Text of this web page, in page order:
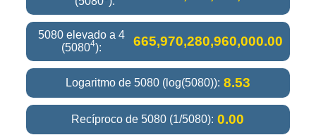
5080 elevado a 4
(50804): 665,970,280,960,000.00
Logaritmo de 5080 (log(5080)): 8.53
Recíproco de 5080 (1/5080): 0.00